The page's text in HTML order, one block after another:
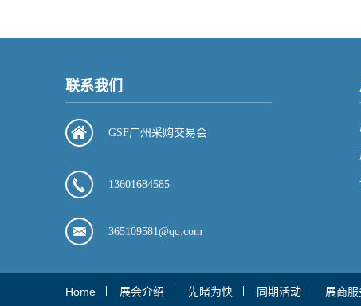
联系我们
GSF广州采购交易会
13601684585
365109581@qq.com
Home 展会介绍 先睹为快 同期活动 展商服